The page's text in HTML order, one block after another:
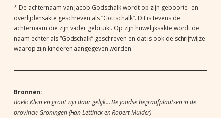
* De achternaam van Jacob Godschalk wordt op zijn geboorte- en
overlijdensakte geschreven als “Gottschalk”. Dit is tevens de
achternaam die zijn vader gebruikt. Op zijn huwelijksakte wordt de
naam echter als “Godschalk” geschreven en dat is ook de schrijfwijze
waarop zijn kinderen aangegeven worden.
Bronnen:
Boek: Klein en groot zijn daar gelijk… De Joodse begraafplaatsen in de
provincie Groningen (Han Lettinck en Robert Mulder)